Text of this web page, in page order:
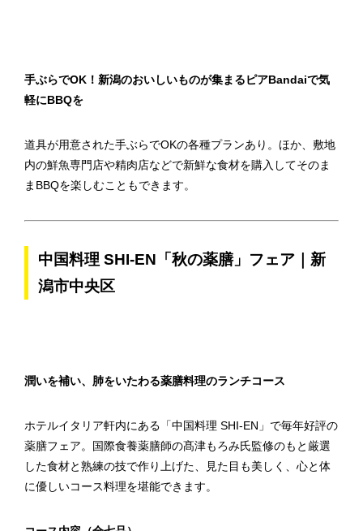
手ぶらでOK！新潟のおいしいものが集まるピアBandaiで気
軽にBBQを
道具が用意された手ぶらでOKの各種プランあり。ほか、敷地
内の鮮魚専門店や精肉店などで新鮮な食材を購入してそのま
まBBQを楽しむこともできます。
中国料理 SHI-EN「秋の薬膳」フェア｜新
潟市中央区
潤いを補い、肺をいたわる薬膳料理のランチコース
ホテルイタリア軒内にある「中国料理 SHI-EN」で毎年好評の
薬膳フェア。国際食養薬膳師の髙津もろみ氏監修のもと厳選
した食材と熟練の技で作り上げた、見た目も美しく、心と体
に優しいコース料理を堪能できます。